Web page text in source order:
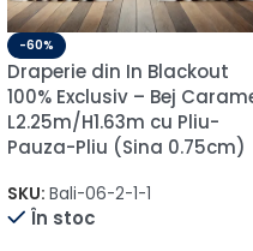
161,00lei 64,00lei
Adaugă În Coș